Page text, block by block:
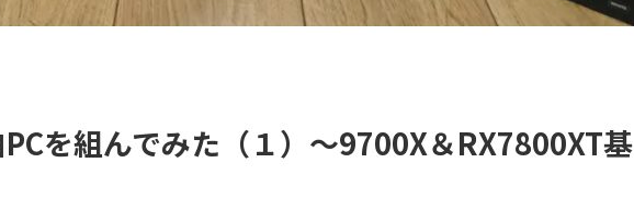
PCを組んでみた（１）～9700X＆RX7800XT基